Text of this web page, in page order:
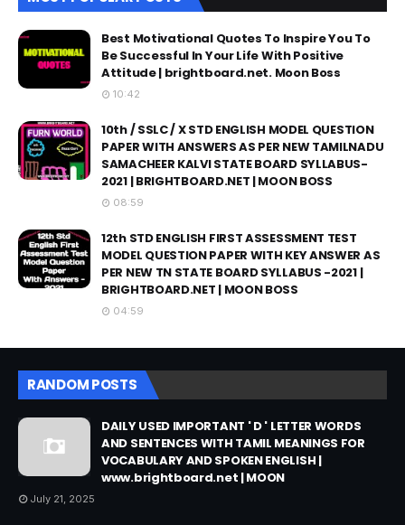
Best Motivational Quotes To Inspire You To
Be Successful In Your Life With Positive
Attitude | brightboard.net. Moon Boss
10:42
10th / SSLC / X STD ENGLISH MODEL QUESTION
PAPER WITH ANSWERS AS PER NEW TAMILNADU
SAMACHEER KALVI STATE BOARD SYLLABUS-
2021 | BRIGHTBOARD.NET | MOON BOSS
08:59
12th STD ENGLISH FIRST ASSESSMENT TEST
MODEL QUESTION PAPER WITH KEY ANSWER AS
PER NEW TN STATE BOARD SYLLABUS -2021 |
BRIGHTBOARD.NET | MOON BOSS
04:59
RANDOM POSTS
DAILY USED IMPORTANT ' D ' LETTER WORDS
AND SENTENCES WITH TAMIL MEANINGS FOR
VOCABULARY AND SPOKEN ENGLISH |
www.brightboard.net | MOON
July 21, 2025